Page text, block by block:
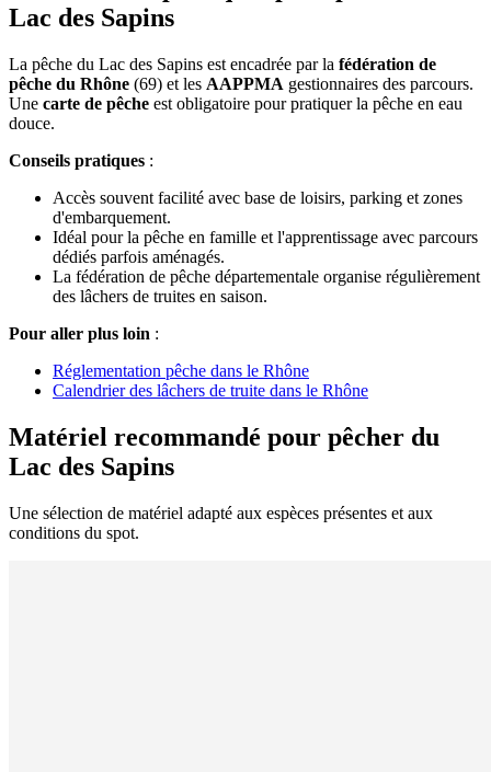
Lac des Sapins
La pêche du Lac des Sapins est encadrée par la fédération de
pêche du Rhône (69) et les AAPPMA gestionnaires des parcours.
Une carte de pêche est obligatoire pour pratiquer la pêche en eau
douce.
Conseils pratiques :
Accès souvent facilité avec base de loisirs, parking et zones
d'embarquement.
Idéal pour la pêche en famille et l'apprentissage avec parcours
dédiés parfois aménagés.
La fédération de pêche départementale organise régulièrement
des lâchers de truites en saison.
Pour aller plus loin :
Réglementation pêche dans le Rhône
Calendrier des lâchers de truite dans le Rhône
Matériel recommandé pour pêcher du
Lac des Sapins
Une sélection de matériel adapté aux espèces présentes et aux
conditions du spot.